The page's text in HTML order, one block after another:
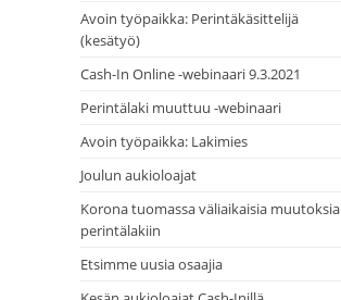
Avoin työpaikka: Perintäkäsittelijä
(kesätyö)
Cash-In Online -webinaari 9.3.2021
Perintälaki muuttuu -webinaari
Avoin työpaikka: Lakimies
Joulun aukioloajat
Korona tuomassa väliaikaisia muutoksia
perintälakiin
Etsimme uusia osaajia